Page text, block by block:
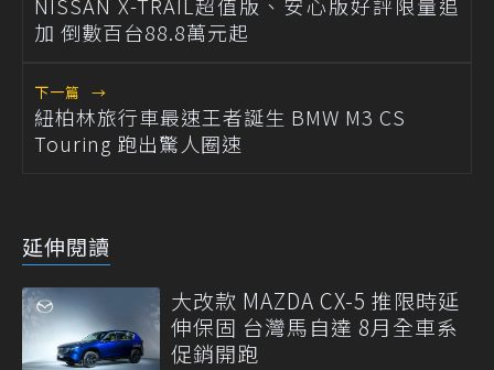
加 倒數百台88.8萬元起
下一篇 →
紐柏林旅行車最速王者誕生 BMW M3 CS
Touring 跑出驚人圈速
延伸閱讀
大改款 MAZDA CX-5 推限時延
伸保固 台灣馬自達 8月全車系
促銷開跑